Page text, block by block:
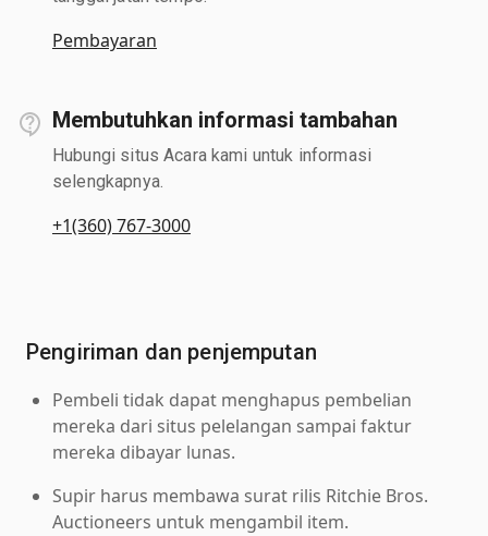
Pembayaran
Membutuhkan informasi tambahan
Hubungi situs Acara kami untuk informasi
selengkapnya.
+1(360) 767-3000
Pengiriman dan penjemputan
Pembeli tidak dapat menghapus pembelian
mereka dari situs pelelangan sampai faktur
mereka dibayar lunas.
Supir harus membawa surat rilis Ritchie Bros.
Auctioneers untuk mengambil item.